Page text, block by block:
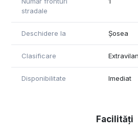
stradale
Deschidere la Șosea
Clasificare Extravilan
Disponibilitate Imediat
Facilități